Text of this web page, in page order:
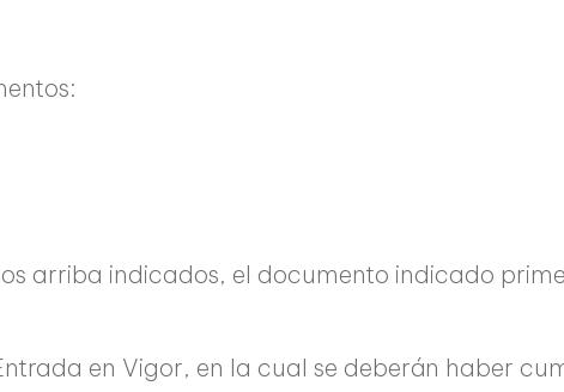
arriba indicados, el documento indicado
en Vigor, en la cual se deberán haber